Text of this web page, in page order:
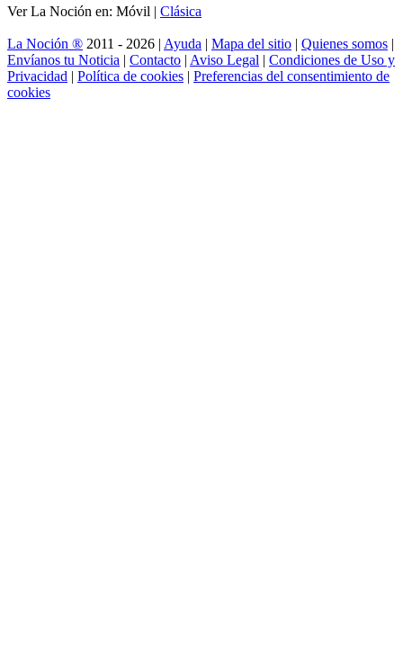
Ver La Noción en: Móvil | Clásica
La Noción ® 2011 - 2026 | Ayuda | Mapa del sitio | Quienes somos |
Envíanos tu Noticia | Contacto | Aviso Legal | Condiciones de Uso y
Privacidad | Política de cookies | Preferencias del consentimiento de
cookies